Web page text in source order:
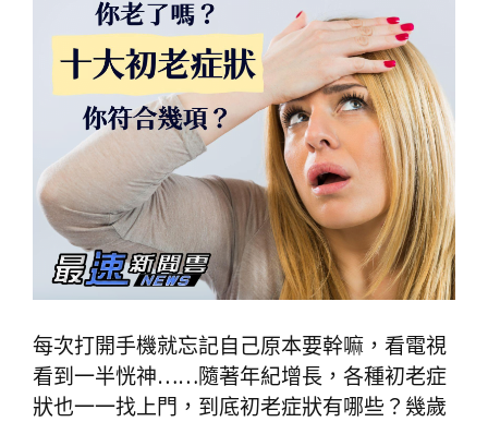
每次打開手機就忘記自己原本要幹嘛，看電視
看到一半恍神……隨著年紀增長，各種初老症
狀也一一找上門，到底初老症狀有哪些？幾歲